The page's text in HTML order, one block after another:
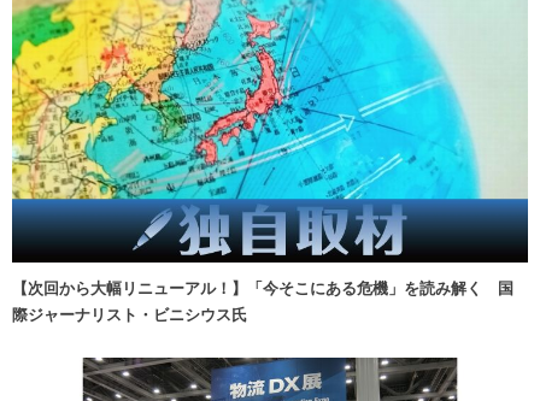
【次回から大幅リニューアル！】「今そこにある危機」を読み解く 国
際ジャーナリスト・ビニシウス氏